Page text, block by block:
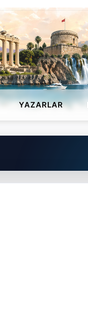
YAZARLAR